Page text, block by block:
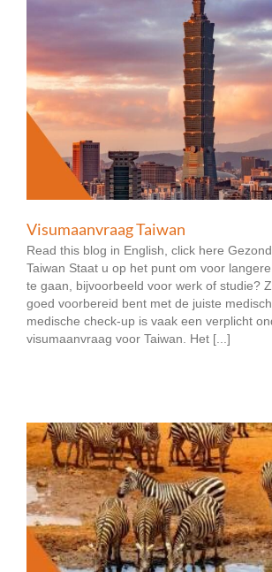
Visumaanvraag Taiwan
Read this blog in English, click here
Taiwan Staat u op het punt om voor
te gaan, bijvoorbeeld voor werk of studie?
goed voorbereid bent met de juiste
medische check-up is vaak een verplicht
visumaanvraag voor Taiwan. Het [...]